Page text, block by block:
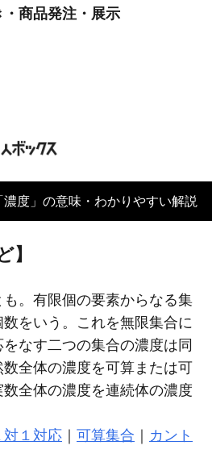
商品発注・展示
濃度」の意味・わかりやすい解説
】
。有限個の要素からなる集
をいう。これを無限集合に
なす二つの集合の濃度は同
全体の濃度を可算または可
全体の濃度を連続体の濃度
対１対応 可算集合
カント